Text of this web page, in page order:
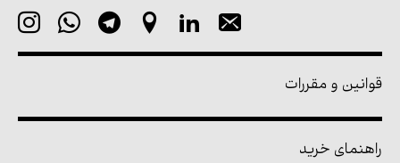
قوانین و مقررات
راهنمای خرید